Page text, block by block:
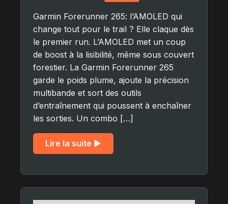
Garmin Forerunner 265: l’AMOLED qui
change tout pour le trail ? Elle claque dès
le premier run. L’AMOLED met un coup
de boost à la lisibilité, même sous couvert
forestier. La Garmin Forerunner 265
garde le poids plume, ajoute la précision
multibande et sort des outils
d’entraînement qui poussent à enchaîner
les sorties. Un combo […]
Lire la suite ▶︎